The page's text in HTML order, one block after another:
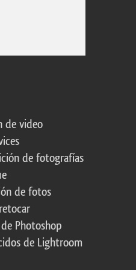
de video
de fotografías
de fotos
Photoshop
de Lightroom